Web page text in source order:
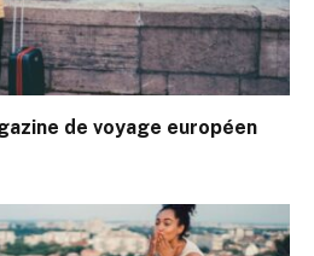
de voyage européen